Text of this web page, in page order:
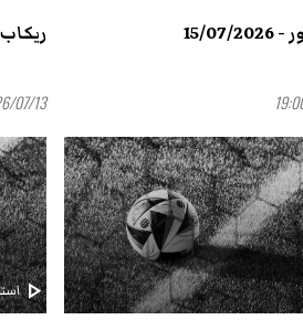
2026 ريكاب
13 19:00
play_arrow